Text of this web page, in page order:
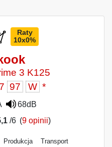
Raty
10x0%
3 K125
97 W *
68dB
/6 (9 opinii)
Produkcja Transport